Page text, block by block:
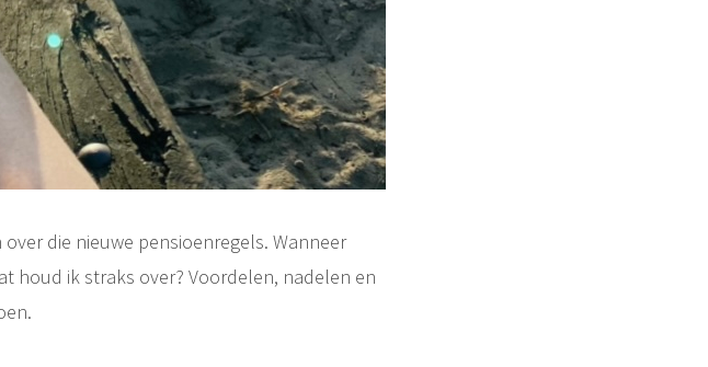
die nieuwe pensioenregels. Wanneer
houd ik straks over? Voordelen, nadelen en